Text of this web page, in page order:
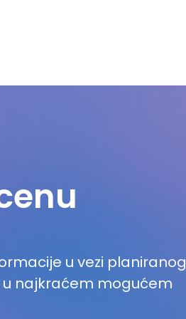
u vezi planiranog
najkraćem mogućem